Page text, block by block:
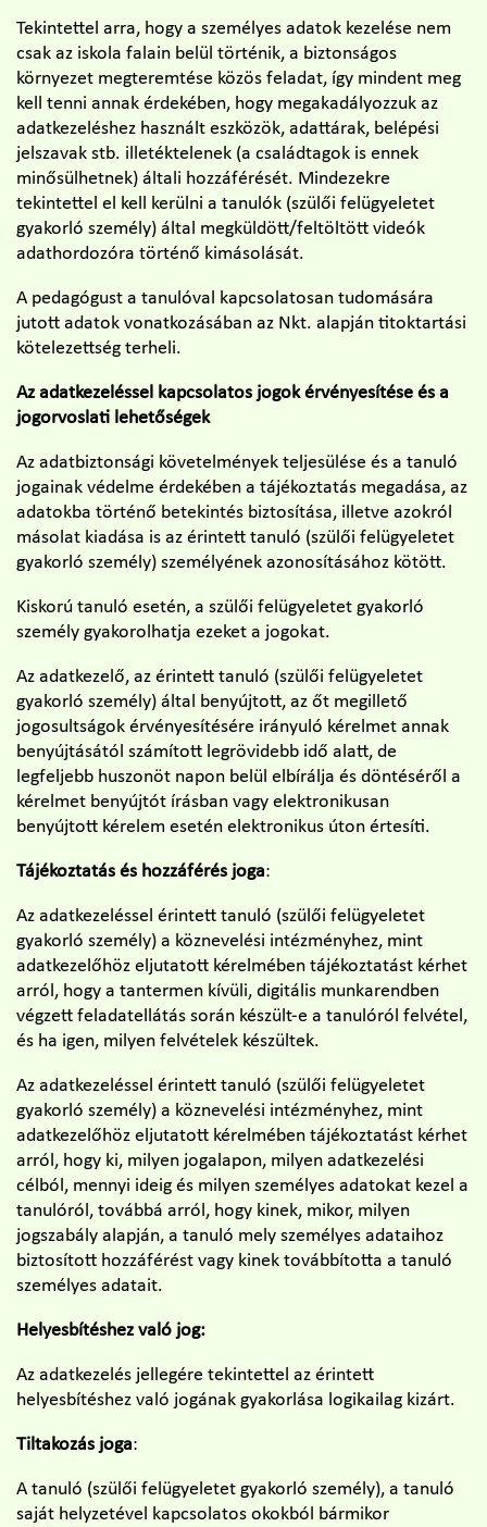
Tekintettel arra, hogy a személyes adatok kezelése nem
csak az iskola falain belül történik, a biztonságos
környezet megteremtése közös feladat, így mindent meg
kell tenni annak érdekében, hogy megakadályozzuk az
adatkezeléshez használt eszközök, adattárak, belépési
jelszavak stb. illetéktelenek (a családtagok is ennek
minősülhetnek) általi hozzáférését. Mindezekre
tekintettel el kell kerülni a tanulók (szülői felügyeletet
gyakorló személy) által megküldött/feltöltött videók
adathordozóra történő kimásolását.
A pedagógust a tanulóval kapcsolatosan tudomására
jutott adatok vonatkozásában az Nkt. alapján titoktartási
kötelezettség terheli.
Az adatkezeléssel kapcsolatos jogok érvényesítése és a
jogorvoslati lehetőségek
Az adatbiztonsági követelmények teljesülése és a tanuló
jogainak védelme érdekében a tájékoztatás megadása, az
adatokba történő betekintés biztosítása, illetve azokról
másolat kiadása is az érintett tanuló (szülői felügyeletet
gyakorló személy) személyének azonosításához kötött.
Kiskorú tanuló esetén, a szülői felügyeletet gyakorló
személy gyakorolhatja ezeket a jogokat.
Az adatkezelő, az érintett tanuló (szülői felügyeletet
gyakorló személy) által benyújtott, az őt megillető
jogosultságok érvényesítésére irányuló kérelmet annak
benyújtásától számított legrövidebb idő alatt, de
legfeljebb huszonöt napon belül elbírálja és döntéséről a
kérelmet benyújtót írásban vagy elektronikusan
benyújtott kérelem esetén elektronikus úton értesíti.
Tájékoztatás és hozzáférés joga:
Az adatkezeléssel érintett tanuló (szülői felügyeletet
gyakorló személy) a köznevelési intézményhez, mint
adatkezelőhöz eljutatott kérelmében tájékoztatást kérhet
arról, hogy a tantermen kívüli, digitális munkarendben
végzett feladatellátás során készült-e a tanulóról felvétel,
és ha igen, milyen felvételek készültek.
Az adatkezeléssel érintett tanuló (szülői felügyeletet
gyakorló személy) a köznevelési intézményhez, mint
adatkezelőhöz eljutatott kérelmében tájékoztatást kérhet
arról, hogy ki, milyen jogalapon, milyen adatkezelési
célból, mennyi ideig és milyen személyes adatokat kezel a
tanulóról, továbbá arról, hogy kinek, mikor, milyen
jogszabály alapján, a tanuló mely személyes adataihoz
biztosított hozzáférést vagy kinek továbbította a tanuló
személyes adatait.
Helyesbítéshez való jog:
Az adatkezelés jellegére tekintettel az érintett
helyesbítéshez való jogának gyakorlása logikailag kizárt.
Tiltakozás joga:
A tanuló (szülői felügyeletet gyakorló személy), a tanuló
saját helyzetével kapcsolatos okokból bármikor